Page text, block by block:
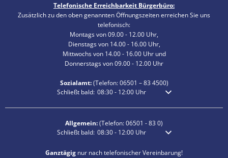
Telefonische Erreichbarkeit Bürgerbüro:
Zusätzlich zu den oben genannten Öffnungszeiten erreichen Sie uns
telefonisch:
Montags von 09.00 - 12.00 Uhr,
Dienstags von 14.00 - 16.00 Uhr,
Mittwochs von 14.00 - 16.00 Uhr und
Donnerstags von 09.00 - 12.00 Uhr
Sozialamt:(Telefon:06501 – 834500)
Klicken, um weitere Öffnungs- oder Schließzeiten
Schließt bald: 08:30- 12:00Uhr Von 08:30 bis 12:00 Uhr
Allgemein:(Telefon:06501 - 83 0)
Klicken, um weitere Öffnungs- oder Schließzeiten
Schließt bald: 08:30- 12:00Uhr Von 08:30 bis 12:00 Uhr
Ganztägig nur nach telefonischer Vereinbarung!